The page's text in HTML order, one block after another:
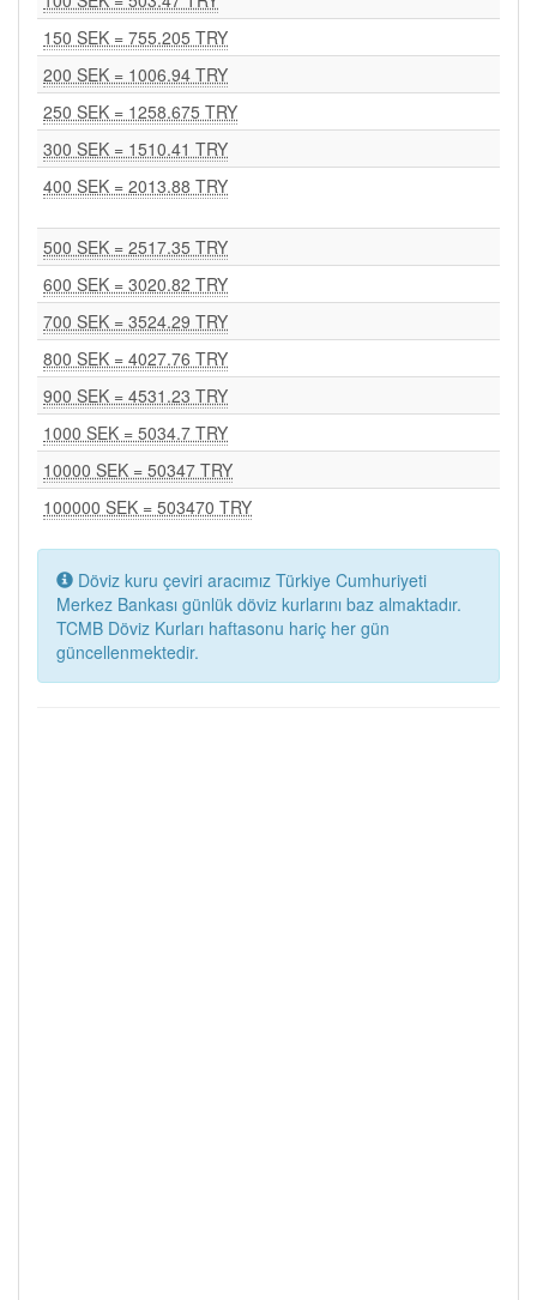
150 SEK = 755.205 TRY
200 SEK = 1006.94 TRY
250 SEK = 1258.675 TRY
300 SEK = 1510.41 TRY
400 SEK = 2013.88 TRY
500 SEK = 2517.35 TRY
600 SEK = 3020.82 TRY
700 SEK = 3524.29 TRY
800 SEK = 4027.76 TRY
900 SEK = 4531.23 TRY
1000 SEK = 5034.7 TRY
10000 SEK = 50347 TRY
100000 SEK = 503470 TRY
Döviz kuru çeviri aracımız Türkiye Cumhuriyeti
Merkez Bankası günlük döviz kurlarını baz almaktadır.
TCMB Döviz Kurları haftasonu hariç her gün
güncellenmektedir.